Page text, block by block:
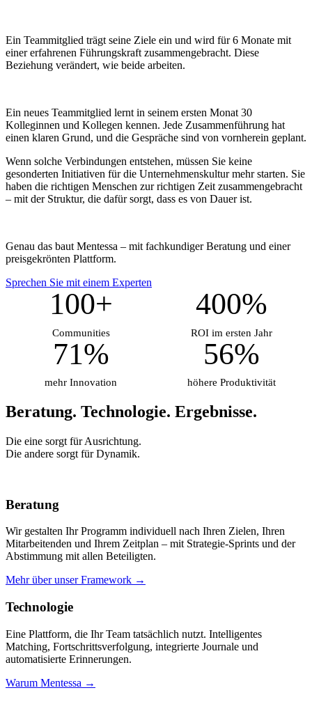
Ein Teammitglied trägt seine Ziele ein und wird für 6 Monate mit
einer erfahrenen Führungskraft zusammengebracht. Diese
Beziehung verändert, wie beide arbeiten.
Ein neues Teammitglied lernt in seinem ersten Monat 30
Kolleginnen und Kollegen kennen. Jede Zusammenführung hat
einen klaren Grund, und die Gespräche sind von vornherein geplant.
Wenn solche Verbindungen entstehen, müssen Sie keine
gesonderten Initiativen für die Unternehmenskultur mehr starten. Sie
haben die richtigen Menschen zur richtigen Zeit zusammengebracht
– mit der Struktur, die dafür sorgt, dass es von Dauer ist.
Genau das baut Mentessa – mit fachkundiger Beratung und einer
preisgekrönten Plattform.
Sprechen Sie mit einem Experten
100+
Communities
400%
ROI im ersten Jahr
71%
mehr Innovation
56%
höhere Produktivität
Beratung. Technologie. Ergebnisse.
Die eine sorgt für Ausrichtung.
Die andere sorgt für Dynamik.
Beratung
Wir gestalten Ihr Programm individuell nach Ihren Zielen, Ihren
Mitarbeitenden und Ihrem Zeitplan – mit Strategie-Sprints und der
Abstimmung mit allen Beteiligten.
Mehr über unser Framework →
Technologie
Eine Plattform, die Ihr Team tatsächlich nutzt. Intelligentes
Matching, Fortschrittsverfolgung, integrierte Journale und
automatisierte Erinnerungen.
Warum Mentessa →